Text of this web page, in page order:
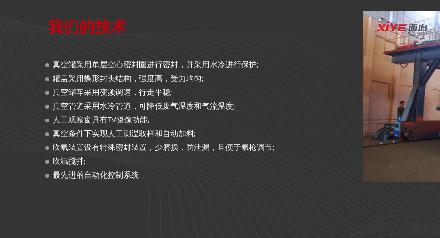
我们的技术
真空罐采用单层空心密封圈进行密封，并采用水冷进行保护;
罐盖采用蝶形封头结构，强度高，受力均匀;
真空罐车采用变频调速，行走平稳;
真空管道采用水冷管道，可降低废气温度和气流温度;
人工观察窗具有TV摄像功能;
真空条件下实现人工测温取样和自动加料;
吹氧装置设有特殊密封装置，少磨损，防泄漏，且便于氧枪调节;
吹氩搅拌;
最先进的自动化控制系统